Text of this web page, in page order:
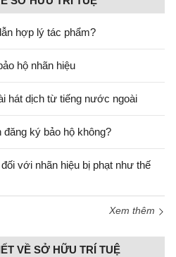
hợp lý tác phẩm?
hộ nhãn hiệu
hát dịch từ tiếng nước ngoài
đăng ký bảo hộ không?
với nhãn hiệu bị phạt như thế
Xem thêm
VỀ SỞ HỮU TRÍ TUỆ